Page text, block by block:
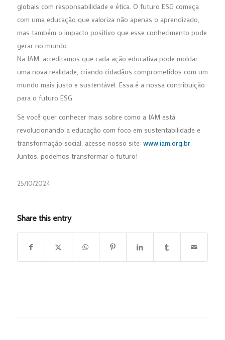
globais com responsabilidade e ética. O futuro ESG começa
com uma educação que valoriza não apenas o aprendizado,
mas também o impacto positivo que esse conhecimento pode
gerar no mundo.
Na IAM, acreditamos que cada ação educativa pode moldar
uma nova realidade, criando cidadãos comprometidos com um
mundo mais justo e sustentável. Essa é a nossa contribuição
para o futuro ESG.
Se você quer conhecer mais sobre como a IAM está
revolucionando a educação com foco em sustentabilidade e
transformação social, acesse nosso site: www.iam.org.br.
Juntos, podemos transformar o futuro!
25/10/2024
Share this entry